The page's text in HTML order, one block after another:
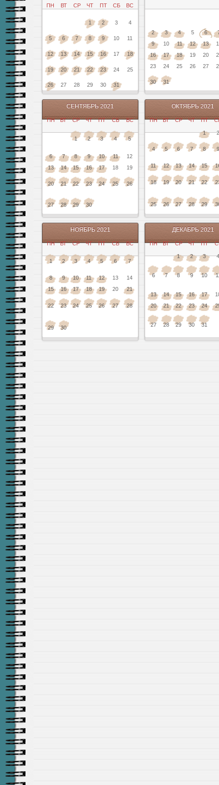
ПН ВТ СР ЧТ ПТ СБ ВС
1 2 3 4
5 6 7 8 9 10 11
12 13 14 15 16 17 18
19 20 21 22 23 24 25
26 27 28 29 30 31
2 3 4 5 6
9
10 11 12 13
16
17 18 19 20
23
24 25 26 27
30 31
СЕНТЯБРЬ 2021
ПН ВТ СР ЧТ ПТ СБ ВС
1 2 3 4 5
6 7 8 9 10 11
12
13
14 15 16 17 18 19
20 21 22 23 24 25 26
27 28 29 30
ОКТЯБРЬ 2021
ПН ВТ СР ЧТ ПТ
1 2
4 5 6 7 8 9
11 12 13 14 15
18 19 20 21 22
25 26 27 28 29
НОЯБРЬ 2021
ПН ВТ СР ЧТ ПТ СБ ВС
1 2 3 4 5 6 7
8 9 10 11 12 13
14
15
16 17 18 19 20 21
22 23 24 25 26 27 28
29 30
ДЕКАБРЬ 2021
ПН ВТ СР ЧТ ПТ
1 2 3 4
6 7 8 9 10
13 14 15 16 17
20
21 22 23 24
27 28 29 30 31